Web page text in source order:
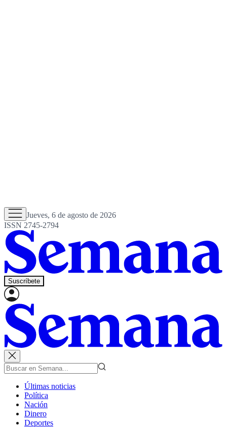
Jueves, 6 de agosto de 2026
ISSN 2745-2794
Suscríbete
Últimas noticias
Política
Nación
Dinero
Deportes